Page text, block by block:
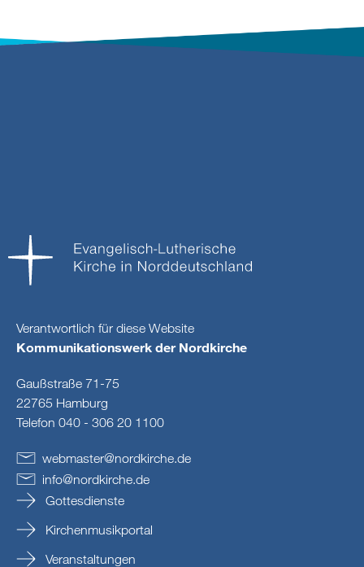
Verantwortlich für diese Website
Kommunikationswerk der Nordkirche
Gaußstraße 71-75
22765 Hamburg
Telefon 040 - 306 20 1100
webmaster@nordkirche.de
info@nordkirche.de
Gottesdienste
Kirchenmusikportal
Veranstaltungen